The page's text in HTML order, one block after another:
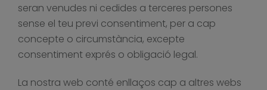
seran venudes ni cedides a terceres persones
sense el teu previ consentiment, per a cap
concepte o circumstància, excepte
consentiment exprés o obligació legal.
La nostra web conté enllaços cap a altres webs